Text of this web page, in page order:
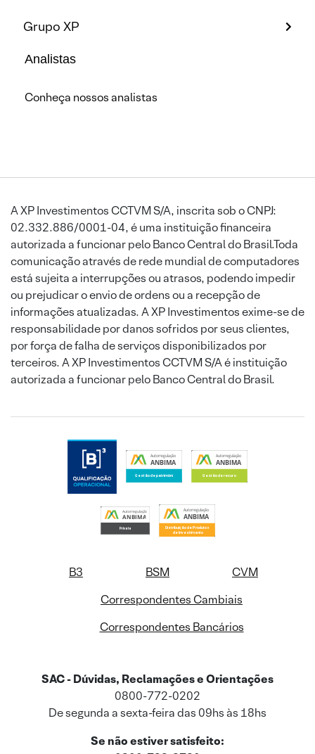
Grupo XP
Analistas
Conheça nossos analistas
A XP Investimentos CCTVM S/A, inscrita sob o CNPJ:
02.332.886/0001-04, é uma instituição financeira
autorizada a funcionar pelo Banco Central do Brasil.Toda
comunicação através de rede mundial de computadores
está sujeita a interrupções ou atrasos, podendo impedir
ou prejudicar o envio de ordens ou a recepção de
informações atualizadas. A XP Investimentos exime-se de
responsabilidade por danos sofridos por seus clientes,
por força de falha de serviços disponibilizados por
terceiros. A XP Investimentos CCTVM S/A é instituição
autorizada a funcionar pelo Banco Central do Brasil.
B3 BSM
CVM
Correspondentes Cambiais
Correspondentes Bancários
SAC - Dúvidas, Reclamações e Orientações
0800-772-0202
De segunda a sexta-feira das 09hs às 18hs
Se não estiver satisfeito: